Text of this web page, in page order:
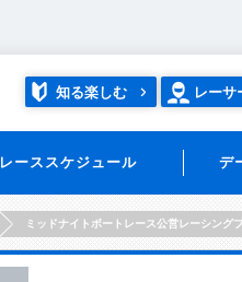
知る楽しむ レーサ
レーススケジュール デ
ミッドナイトボートレース公営レーシング